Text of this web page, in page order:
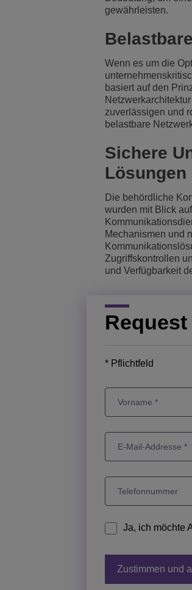
gewährleisten.
Wenn es um die
basiert auf den
zuverlässigen und
belastbare
Sichere
Lösungen
Die behördliche
wurden mit Blick
Mechanismen und
Zugriffskontrollen
und Verfügbarkeit
* Pflichtfeld
Ja, ich möchte